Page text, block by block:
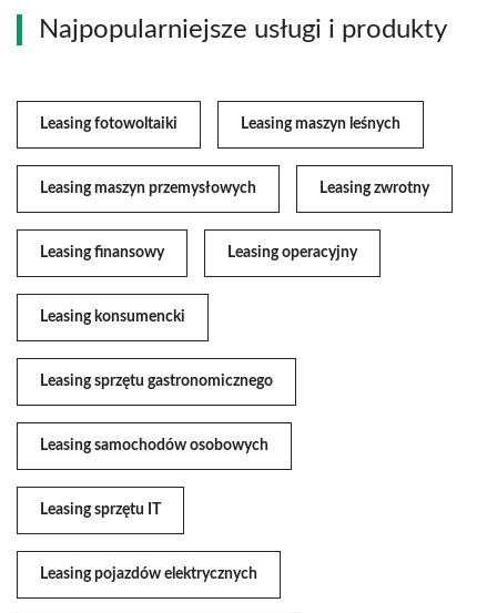
Najpopularniejsze usługi i produkty
Leasing fotowoltaiki Leasing maszyn leśnych
Leasing maszyn przemysłowych Leasing zwrotny
Leasing finansowy Leasing operacyjny
Leasing konsumencki
Leasing sprzętu gastronomicznego
Leasing samochodów osobowych
Leasing sprzętu IT
Leasing pojazdów elektrycznych